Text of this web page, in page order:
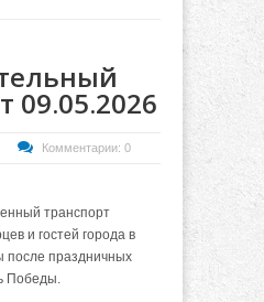
09.05.2026
Комментарии: 0
транспорт
и гостей города в
после праздничных
Победы.